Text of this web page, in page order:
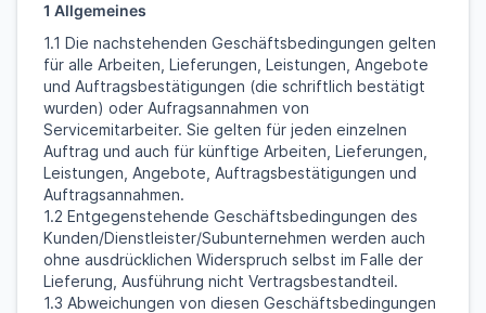
1 Allgemeines
1.1 Die nachstehenden Geschäftsbedingungen gelten
für alle Arbeiten, Lieferungen, Leistungen, Angebote
und Auftragsbestätigungen (die schriftlich bestätigt
wurden) oder Aufragsannahmen von
Servicemitarbeiter. Sie gelten für jeden einzelnen
Auftrag und auch für künftige Arbeiten, Lieferungen,
Leistungen, Angebote, Auftragsbestätigungen und
Auftragsannahmen.
1.2 Entgegenstehende Geschäftsbedingungen des
Kunden/Dienstleister/Subunternehmen werden auch
ohne ausdrücklichen Widerspruch selbst im Falle der
Lieferung, Ausführung nicht Vertragsbestandteil.
1.3 Abweichungen von diesen Geschäftsbedingungen